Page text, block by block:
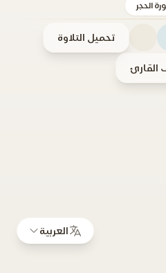
الحجر
تحميل التلاوة
القارئ
العربية